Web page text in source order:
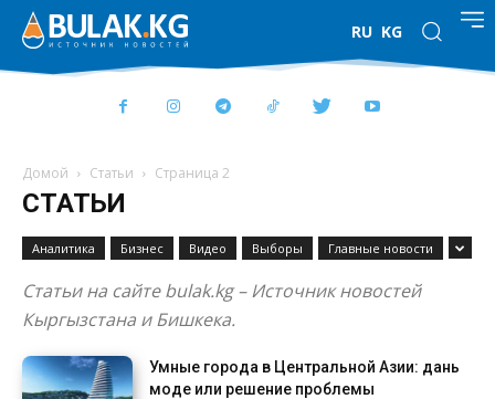
RU KG
Домой Статьи Страница 2
СТАТЬИ
Аналитика Бизнес Видео Выборы Главные новости
Статьи на сайте bulak.kg – Источник новостей
Кыргызстана и Бишкека.
Умные города в Центральной Азии: дань
моде или решение проблемы